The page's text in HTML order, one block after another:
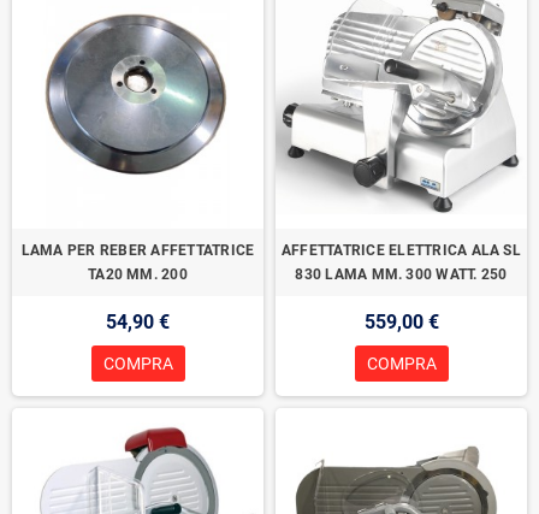
LAMA PER REBER AFFETTATRICE
TA20 MM. 200
54,90 €
COMPRA
AFFETTATRICE ELETTRICA ALA SL
830 LAMA MM. 300 WATT. 250
559,00 €
COMPRA